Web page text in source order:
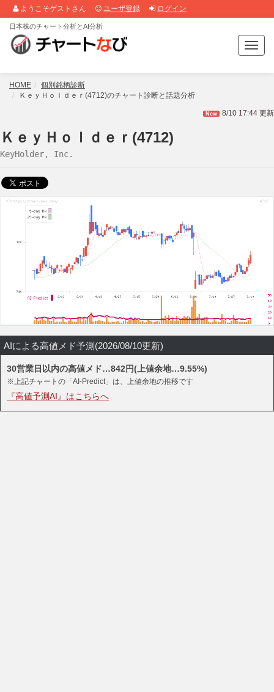
ようこそゲストさん ユーザ登録 ログイン
T
o
g
日本株のチャート分析とAI分析
HOME
個別銘柄診断
ＫｅｙＨｏｌｄｅｒ(4712)のチャート診断と話題分析
New 8/10 17:44 更新
ＫｅｙＨｏｌｄｅｒ(4712)
KeyHolder, Inc.
AIによる高値メド予測(2026/08/10更新)
30営業日以内の高値メド…842円(上値余地…9.55%)
※上記チャートの「AI-Predict」は、上値余地の推移です
『高値予測AI』はこちらへ